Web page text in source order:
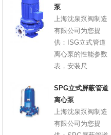
泵
上海沈泉泵阀制造
有限公司为您提
供：ISG立式管道
离心泵的性能参数
表，安装尺
SPG立式屏蔽管道
离心泵
上海沈泉泵阀制造
有限公司为您提